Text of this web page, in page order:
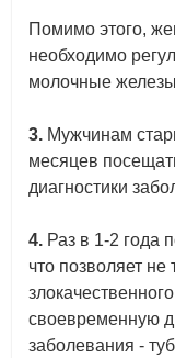
Помимо этого,
необходимо
молочные
3. Мужчинам
месяцев
диагностики
4. Раз в 1-2 года
что позволяет не
своевременную
заболевания -